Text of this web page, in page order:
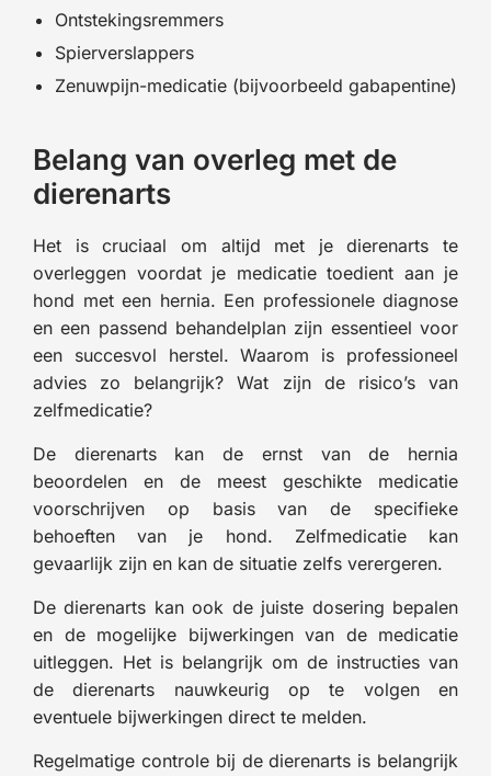
Ontstekingsremmers
Spierverslappers
Zenuwpijn-medicatie (bijvoorbeeld gabapentine)
Belang van overleg met de
dierenarts
Het is cruciaal om altijd met je dierenarts te
overleggen voordat je medicatie toedient aan je
hond met een hernia. Een professionele diagnose
en een passend behandelplan zijn essentieel voor
een succesvol herstel. Waarom is professioneel
advies zo belangrijk? Wat zijn de risico’s van
zelfmedicatie?
De dierenarts kan de ernst van de hernia
beoordelen en de meest geschikte medicatie
voorschrijven op basis van de specifieke
behoeften van je hond. Zelfmedicatie kan
gevaarlijk zijn en kan de situatie zelfs verergeren.
De dierenarts kan ook de juiste dosering bepalen
en de mogelijke bijwerkingen van de medicatie
uitleggen. Het is belangrijk om de instructies van
de dierenarts nauwkeurig op te volgen en
eventuele bijwerkingen direct te melden.
Regelmatige controle bij de dierenarts is belangrijk